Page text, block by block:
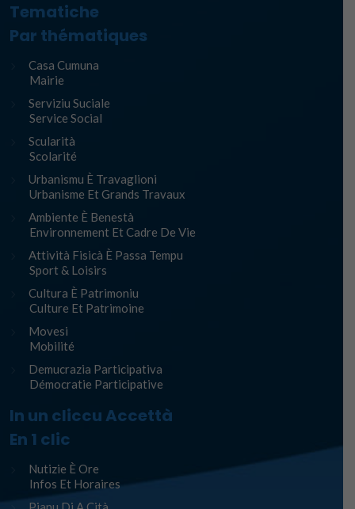
Tematiche
Par thématiques
Casa Cumuna
Mairie
Serviziu Suciale
Service Social
Scularità
Scolarité
Urbanismu È Travaglioni
Urbanisme Et Grands Travaux
Ambiente È Benestà
Environnement Et Cadre De Vie
Attività Fisicà È Passa Tempu
Sport & Loisirs
Cultura È Patrimoniu
Culture Et Patrimoine
Movesi
Mobilité
Demucrazia Participativa
Démocratie Participative
In un cliccu Accettà
En 1 clic
Nutizie È Ore
Infos Et Horaires